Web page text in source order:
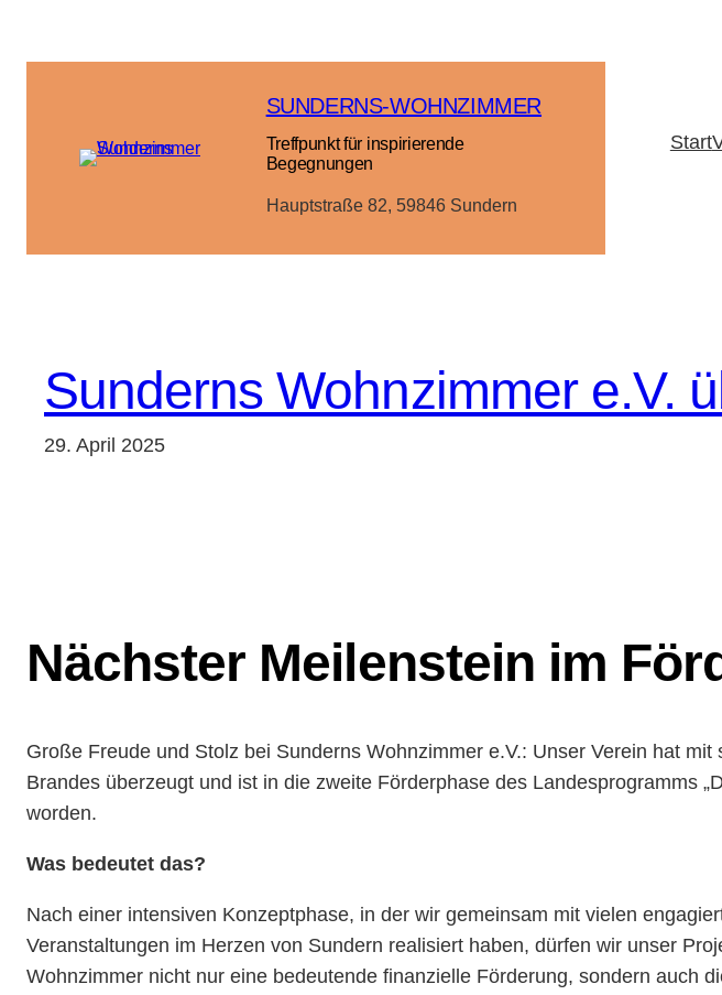
SUNDERNS-WOHNZIMMER
Treffpunkt für inspirierende
Begegnungen
Hauptstraße 82, 59846 Sundern
Start
Sunderns Wohnzimmer e.V.
29. April 2025
Nächster Meilenstein im
Große Freude und Stolz bei Sunderns Wohnzimmer e.V.: Unser Verein hat
Brandes überzeugt und ist in die zweite Förderphase des Landesprogramms
worden.
Was bedeutet das?
Nach einer intensiven Konzeptphase, in der wir gemeinsam mit vielen
Veranstaltungen im Herzen von Sundern realisiert haben, dürfen wir unser
Wohnzimmer nicht nur eine bedeutende finanzielle Förderung, sondern auch